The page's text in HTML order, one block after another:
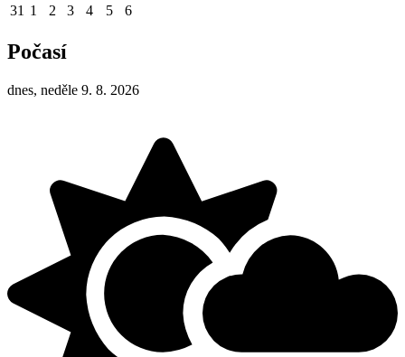
31 1 2 3 4 5 6
Počasí
dnes, neděle 9. 8. 2026